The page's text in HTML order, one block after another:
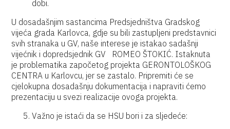
dobi.
U dosadašnjim sastancima Predsjedništva Gradskog
vijeća grada Karlovca, gdje su bili zastupljeni predstavnici
svih stranaka u GV, naše interese je istakao sadašnji
vijećnik i dopredsjednik GV ROMEO ŠTOKIĆ. Istaknuta
je problematika započetog projekta GERONTOLOŠKOG
CENTRA u Karlovcu, jer se zastalo. Pripremiti će se
cjelokupna dosadašnju dokumentacija i napraviti ćemo
prezentaciju u svezi realizacije ovoga projekta.
Važno je istaći da se HSU bori i za sljedeće: